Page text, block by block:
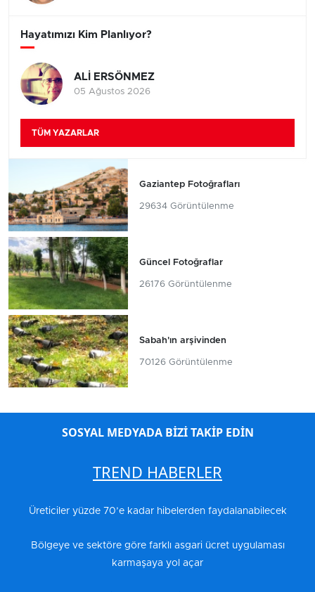
Hayatımızı Kim Planlıyor?
ALİ ERSÖNMEZ
05 Ağustos 2026
TÜM YAZARLAR
Gaziantep Fotoğrafları
29634 Görüntülenme
Güncel Fotoğraflar
26176 Görüntülenme
Sabah'ın arşivinden
70126 Görüntülenme
SOSYAL MEDYADA BİZİ TAKİP EDİN
TREND HABERLER
Üreticiler yüzde 70’e kadar hibelerden faydalanabilecek
Bölgeye ve sektöre göre farklı asgari ücret uygulaması
karmaşaya yol açar